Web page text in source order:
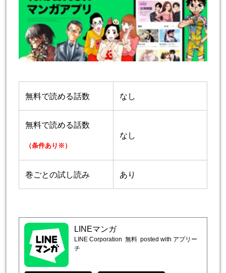
無料で読める話数 なし
無料で読める話数
（条件あり※）
なし
巻ごとの試し読み あり
LINEマンガ
LINE Corporation 無料 posted with アプリー
チ